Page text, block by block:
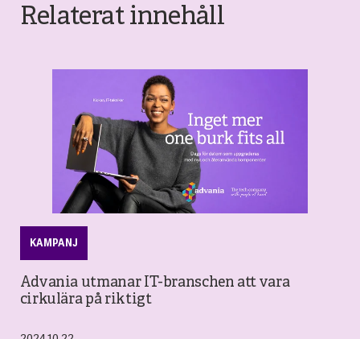
Relaterat innehåll
KAMPANJ
Advania utmanar IT-branschen att vara
cirkulära på riktigt